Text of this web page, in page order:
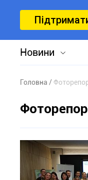
Новини
Головна